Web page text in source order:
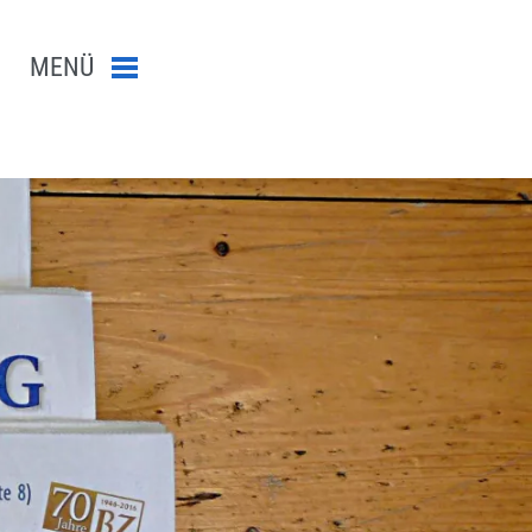
abschicken
MENÜ Menü schließen